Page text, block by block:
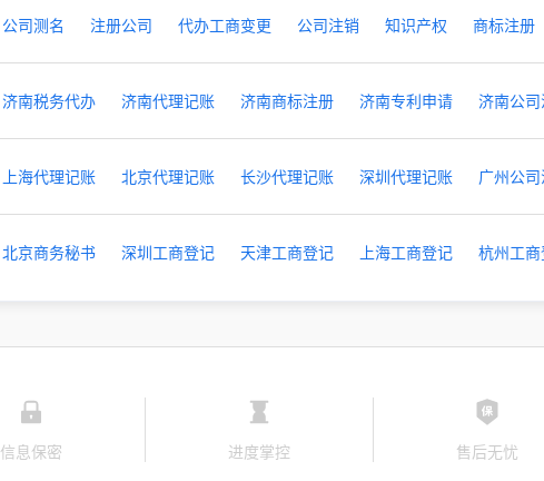
公司测名 注册公司 代办工商变更 公司注销 知识产权 商标注册
济南税务代办 济南代理记账 济南商标注册 济南专利申请 济南公
上海代理记账 北京代理记账 长沙代理记账 深圳代理记账 广州公
北京商务秘书 深圳工商登记 天津工商登记 上海工商登记 杭州工
信息保密 进度掌控 售后无忧